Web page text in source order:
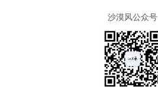
沙漠风公众号